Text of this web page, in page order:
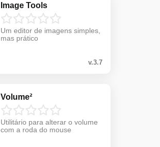
Image Tools
Um editor de imagens simples,
mas prático
v.3.7
Volume²
Utilitário para alterar o volume
com a roda do mouse